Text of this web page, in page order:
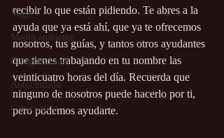
Yoga
Medio ambiente
Bioagricultura
Autocuidado
Consciencia
recibir lo que están pidiendo. Te abres a la
ayuda que ya está ahí, que ya te ofrecemos
nosotros, tus guías, y tantos otros ayudantes
que tienes trabajando en tu nombre las
veinticuatro horas del día. Recuerda que
ninguno de nosotros puede hacerlo por ti,
pero podemos ayudarte.